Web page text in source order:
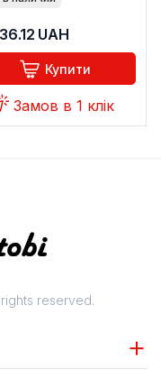
UAH
Купити
Замов в 1 клік
reserved.